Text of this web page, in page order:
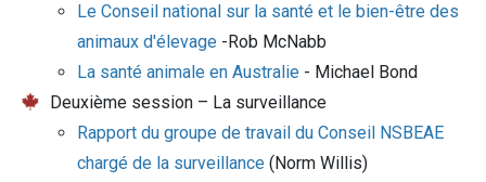
Le Conseil national sur la santé et le bien-être des
animaux d'élevage -Rob McNabb
La santé animale en Australie - Michael Bond
Deuxième session – La surveillance
Rapport du groupe de travail du Conseil NSBEAE
chargé de la surveillance(Norm Willis)